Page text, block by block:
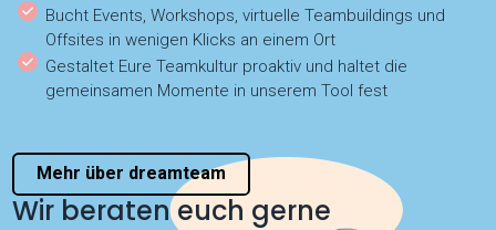
Bucht Events, Workshops, virtuelle Teambuildings und
Offsites in wenigen Klicks an einem Ort
Gestaltet Eure Teamkultur proaktiv und haltet die
gemeinsamen Momente in unserem Tool fest
Mehr über dreamteam
Wir beraten euch gerne